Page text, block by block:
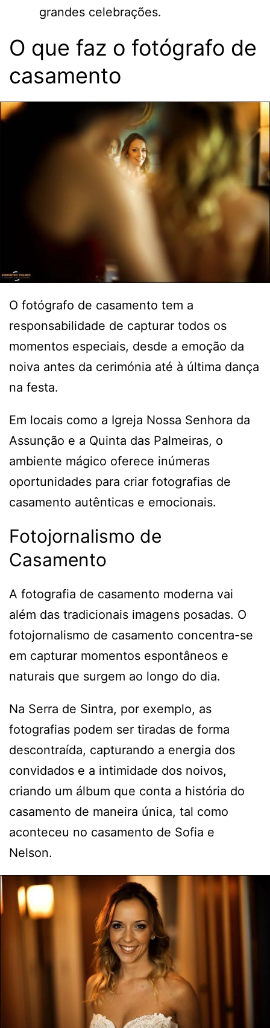
grandes celebrações.
O que faz o fotógrafo de
casamento
O fotógrafo de casamento tem a
responsabilidade de capturar todos os
momentos especiais, desde a emoção da
noiva antes da cerimónia até à última dança
na festa.
Em locais como a Igreja Nossa Senhora da
Assunção e a Quinta das Palmeiras, o
ambiente mágico oferece inúmeras
oportunidades para criar fotografias de
casamento autênticas e emocionais.
Fotojornalismo de
Casamento
A fotografia de casamento moderna vai
além das tradicionais imagens posadas. O
fotojornalismo de casamento concentra-se
em capturar momentos espontâneos e
naturais que surgem ao longo do dia.
Na Serra de Sintra, por exemplo, as
fotografias podem ser tiradas de forma
descontraída, capturando a energia dos
convidados e a intimidade dos noivos,
criando um álbum que conta a história do
casamento de maneira única, tal como
aconteceu no casamento de Sofia e
Nelson.